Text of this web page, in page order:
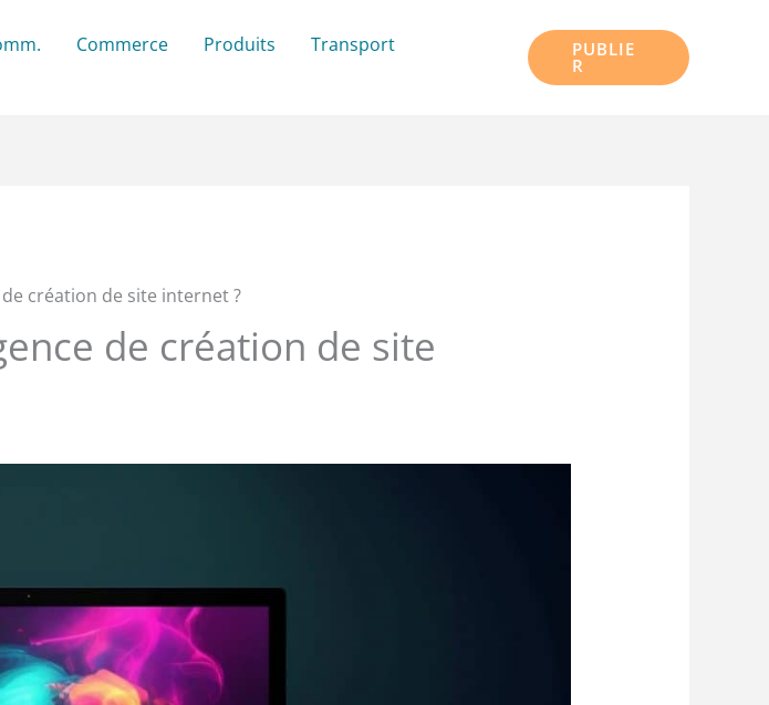
Commerce Produits
Transport
PUBLIE
R
création de site internet ?
de création de site